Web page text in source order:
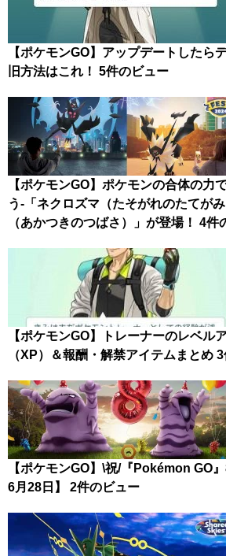
【ポケモンGO】アップデートしたら
旧方法はこれ！ 5件のビュー
【ポケモンGO】ポケモンの合体の力
う-「ネクロズマ（たそがれのたてが
（あかつきのつばさ）」が登場！ 4件
【ポケモンGO】トレーナーのレベル
（XP）＆報酬・解禁アイテムまとめ 3
【ポケモンGO】\祝/『Pokémon GO
6月28日】
2件のビュー